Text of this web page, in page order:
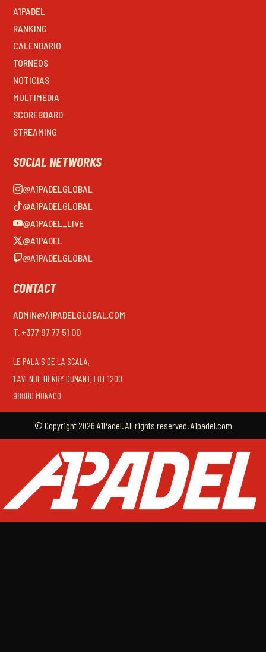
A1PADEL
RANKING
CALENDARIO
TORNEOS
NOTICIAS
MULTIMEDIA
SCOREBOARD
STREAMING
SOCIAL NETWORKS
@A1PADELGLOBAL
@A1PADELGLOBAL
@A1PADEL_LIVE
@A1PADEL
@A1PADELGLOBAL
CONTACT
ADMIN@A1PADELGLOBAL.COM
T. +377 97 77 51 00
LE PALAIS DE LA SCALA,
1 AVENUE HENRY DUNANT, LOT 1200
98000 MONACO
© Copyright 2026 A1Padel. All rights reserved. A1padel.com